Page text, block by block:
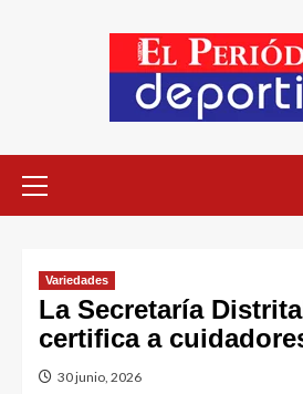
Variedades
La Secretaría
certifica a
30 junio, 2026